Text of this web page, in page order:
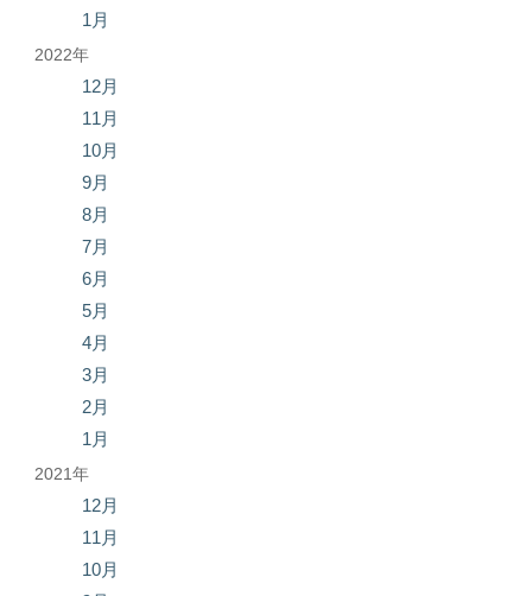
1月
2022年
12月
11月
10月
9月
8月
7月
6月
5月
4月
3月
2月
1月
2021年
12月
11月
10月